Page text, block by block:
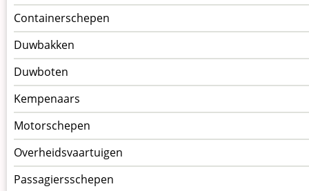
Containerschepen
Duwbakken
Duwboten
Kempenaars
Motorschepen
Overheidsvaartuigen
Passagiersschepen